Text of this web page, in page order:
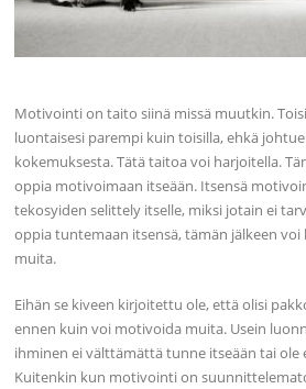
Motivointi on taito siinä missä muutkin.
luontaisesi parempi kuin toisilla, ehkä
kokemuksesta. Tätä taitoa voi harjoitella.
oppia motivoimaan itseään. Itsensä
tekosyiden selittely itselle, miksi jotain ei
oppia tuntemaan itsensä, tämän jälkeen
muita.
Eihän se kiveen kirjoitettu ole, että olisi
ennen kuin voi motivoida muita. Usein
ihminen ei välttämättä tunne itseään tai ole
Kuitenkin kun motivointi on